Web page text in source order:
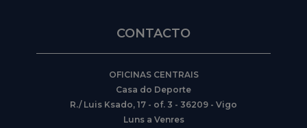
CONTACTO
OFICINAS CENTRAIS
Casa do Deporte
R./ Luis Ksado, 17 - of. 3 - 36209 - Vigo
Luns a Venres